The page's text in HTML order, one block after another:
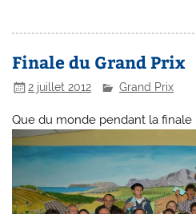
Finale du Grand Prix
2 juillet 2012 Grand Prix
Que du monde pendant la finale